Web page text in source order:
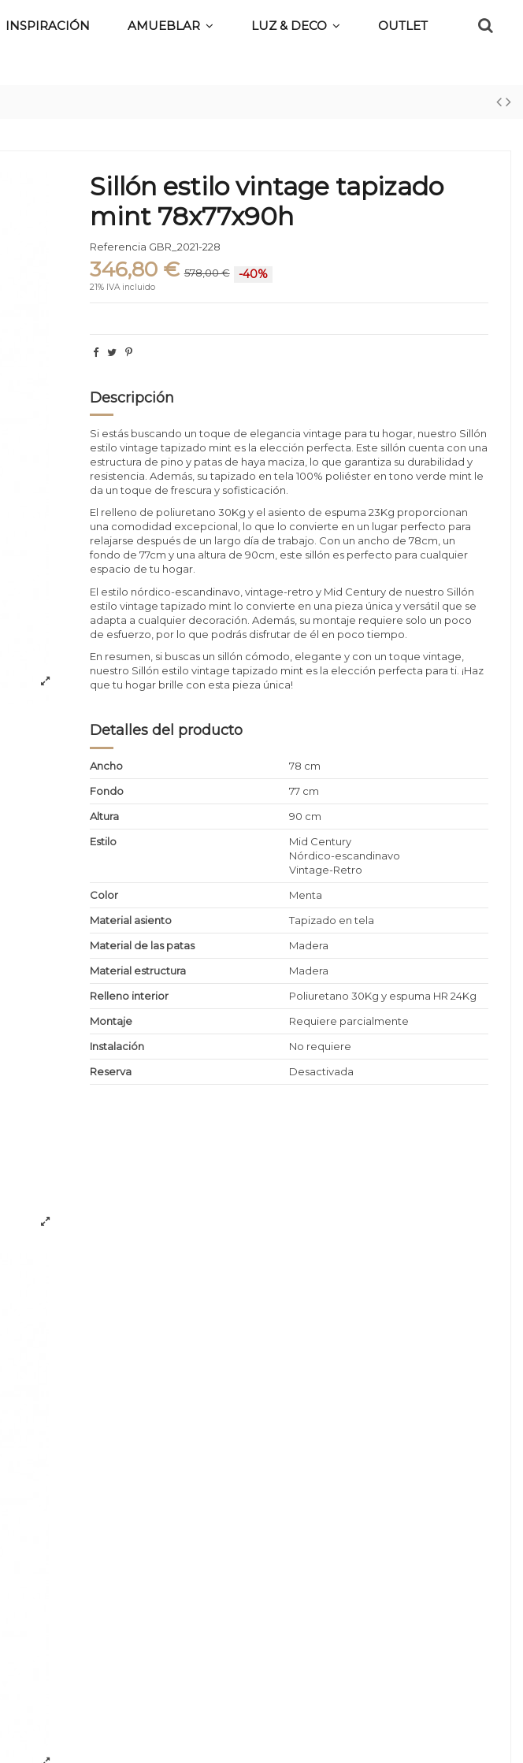
INSPIRACIÓN AMUEBLAR LUZ & DECO OUTLET
Sillón estilo vintage tapizado
mint 78x77x90h
Referencia GBR_2021-228
346,80 € 578,00 € -40%
21% IVA incluido
Descripción
Si estás buscando un toque de elegancia vintage para tu hogar, nuestro Sillón
estilo vintage tapizado mint es la elección perfecta. Este sillón cuenta con una
estructura de pino y patas de haya maciza, lo que garantiza su durabilidad y
resistencia. Además, su tapizado en tela 100% poliéster en tono verde mint le
da un toque de frescura y sofisticación.
El relleno de poliuretano 30Kg y el asiento de espuma 23Kg proporcionan
una comodidad excepcional, lo que lo convierte en un lugar perfecto para
relajarse después de un largo día de trabajo. Con un ancho de 78cm, un
fondo de 77cm y una altura de 90cm, este sillón es perfecto para cualquier
espacio de tu hogar.
El estilo nórdico-escandinavo, vintage-retro y Mid Century de nuestro Sillón
estilo vintage tapizado mint lo convierte en una pieza única y versátil que se
adapta a cualquier decoración. Además, su montaje requiere solo un poco
de esfuerzo, por lo que podrás disfrutar de él en poco tiempo.
En resumen, si buscas un sillón cómodo, elegante y con un toque vintage,
nuestro Sillón estilo vintage tapizado mint es la elección perfecta para ti. ¡Haz
que tu hogar brille con esta pieza única!
Detalles del producto
Ancho
78 cm
Fondo
77 cm
Altura
90 cm
Estilo
Mid Century
Nórdico-escandinavo
Vintage-Retro
Color
Menta
Material asiento
Tapizado en tela
Material de las patas
Madera
Material estructura
Madera
Relleno interior
Poliuretano 30Kg y espuma HR 24Kg
Montaje
Requiere parcialmente
Instalación
No requiere
Reserva
Desactivada